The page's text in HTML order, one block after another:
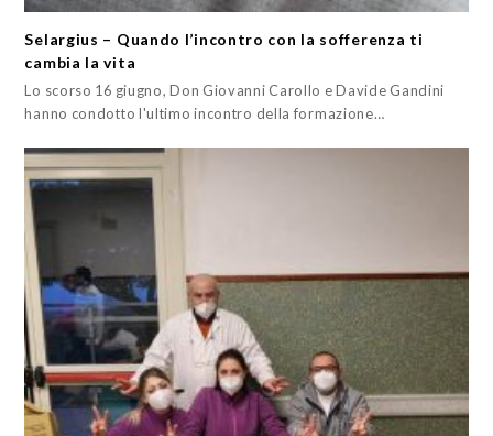
Selargius – Quando l’incontro con la sofferenza ti
cambia la vita
Lo scorso 16 giugno, Don Giovanni Carollo e Davide Gandini
hanno condotto l'ultimo incontro della formazione…